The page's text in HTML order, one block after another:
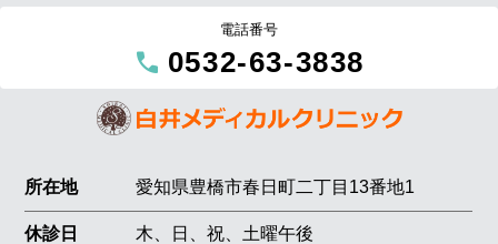
電話番号
call 0532-63-3838
所在地 愛知県豊橋市春日町二丁目13番地1
休診日 木、日、祝、土曜午後